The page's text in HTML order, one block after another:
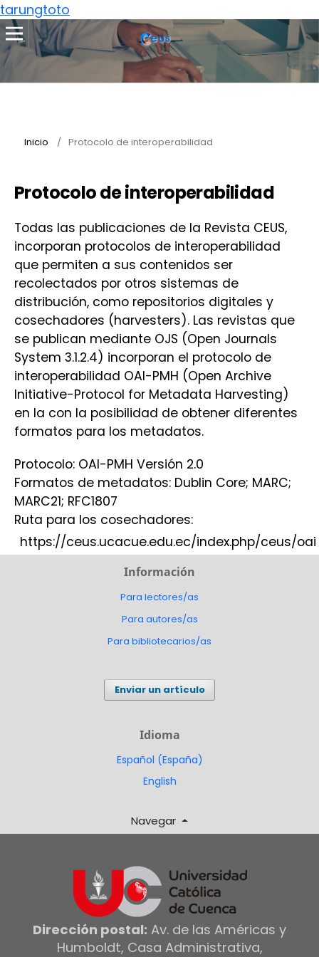
tarungtoto
Inicio / Protocolo de interoperabilidad
Protocolo de interoperabilidad
Todas las publicaciones de la Revista CEUS,
incorporan protocolos de interoperabilidad
que permiten a sus contenidos ser
recolectados por otros sistemas de
distribución, como repositorios digitales y
cosechadores (harvesters). Las revistas que
se publican mediante OJS (Open Journals
System 3.1.2.4) incorporan el protocolo de
interoperabilidad OAI-PMH (Open Archive
Initiative-Protocol for Metadata Harvesting)
en la con la posibilidad de obtener diferentes
formatos para los metadatos.
Protocolo: OAI-PMH Versión 2.0
Formatos de metadatos: Dublin Core; MARC;
MARC21; RFC1807
Ruta para los cosechadores:
https://ceus.ucacue.edu.ec/index.php/ceus/oai
Información
Para lectores/as
Para autores/as
Para bibliotecarios/as
Enviar un artículo
Idioma
Español (España)
English
Navegar
Dirección postal: Av. de las Américas y
Humboldt, Casa Administrativa,